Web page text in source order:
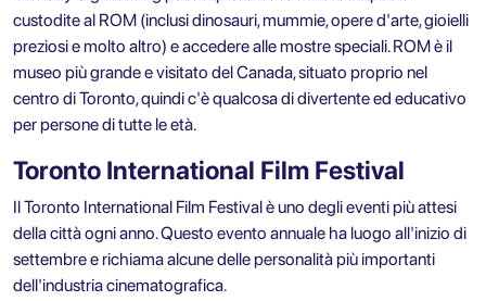
custodite al ROM (inclusi dinosauri, mummie, opere d'arte, gioielli
preziosi e molto altro) e accedere alle mostre speciali. ROM è il
museo più grande e visitato del Canada, situato proprio nel
centro di Toronto, quindi c'è qualcosa di divertente ed educativo
per persone di tutte le età.
Toronto International Film Festival
Il Toronto International Film Festival è uno degli eventi più attesi
della città ogni anno. Questo evento annuale ha luogo all'inizio di
settembre e richiama alcune delle personalità più importanti
dell'industria cinematografica.